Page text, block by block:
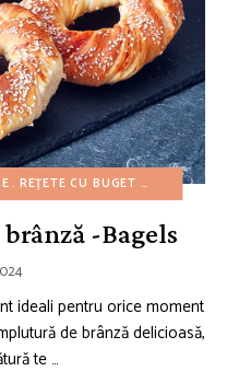
REȚETE CU BUGET REDUS
-Bagels
ideali pentru orice moment
de brânză delicioasă,
te …